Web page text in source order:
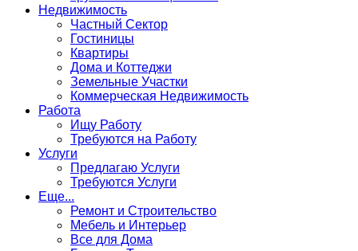
Недвижимость
Частный Сектор
Гостиницы
Квартиры
Дома и Коттеджи
Земельные Участки
Коммерческая Недвижимость
Работа
Ищу Работу
Требуются на Работу
Услуги
Предлагаю Услуги
Требуются Услуги
Еще...
Ремонт и Строительство
Мебель и Интерьер
Все для Дома